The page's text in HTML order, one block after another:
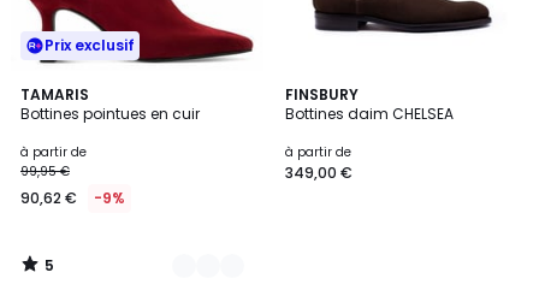
Prix exclusif
TAMARIS
Bottines pointues en cuir
à partir de
99,95 €
90,62 € -9%
5
/
2
Couleurs
5
/
FINSBURY
Bottines daim CHELSEA
à partir de
349,00 €